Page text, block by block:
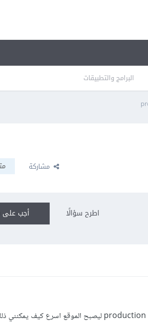
البرامج والتطبيقات
مشاركة
أجب على اطرح سؤالًا